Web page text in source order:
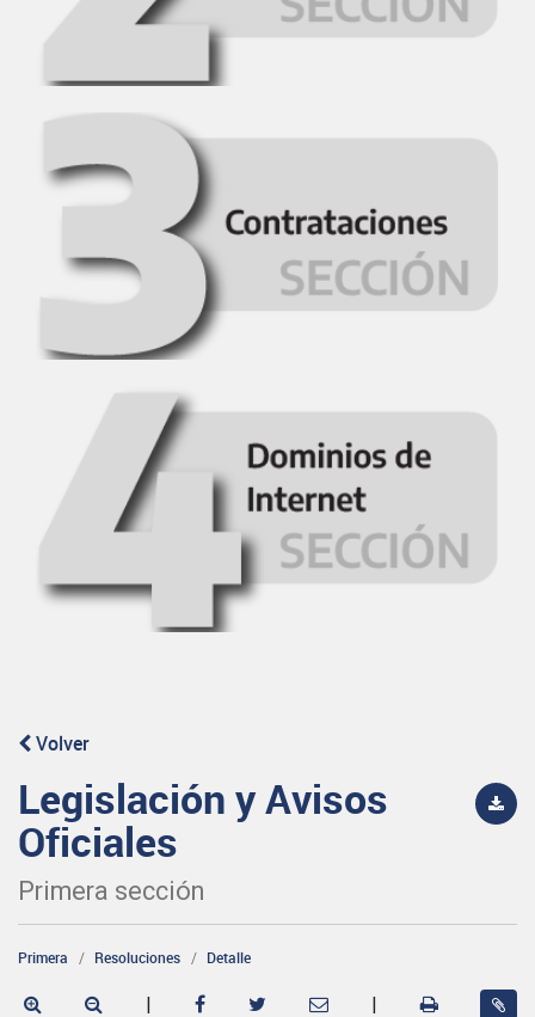
Volver
Legislación y Avisos
Oficiales
Primera sección
Primera Resoluciones Detalle
| |